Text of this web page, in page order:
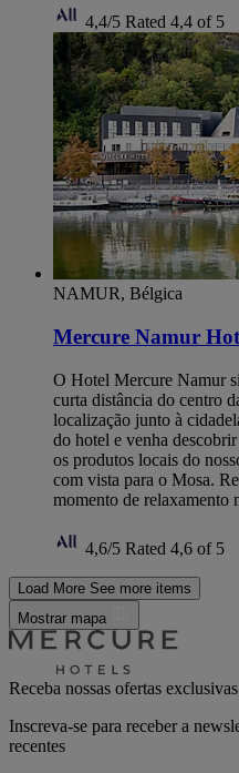
4,4/5 Rated 4,4 of 5
NAMUR, Bélgica
Mercure Namur
O Hotel Mercure Namur
curta distância do centro
localização junto à
do hotel e venha
os produtos locais do
com vista para o Mosa.
momento de relaxamento
4,6/5 Rated 4,6 of 5
Load More See more items
Mostrar mapa
Receba nossas ofertas exclusivas
Inscreva-se para receber a
recentes